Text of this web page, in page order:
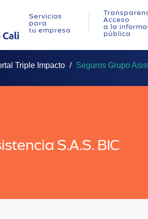
Servicios
para
tu empresa
Acceso
a la
pública
Triple Impacto Seguros Grupo
S.A.S. BIC